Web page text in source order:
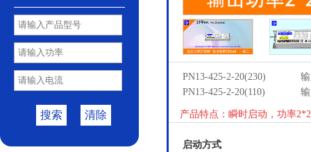
清除
搜索
PN13-425-2-20(230)
PN13-425-2-20(110)
产品特点：瞬时启动，功率
启动方式